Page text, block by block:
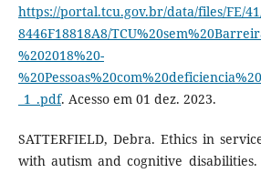
https://portal.tcu.gov.br/data/files/FE/
8446F18818A8/
%202018%20-
_1_.pdf. Acesso em 01 dez. 2023.
SATTERFIELD, Debra. Ethics in
with autism and cognitive